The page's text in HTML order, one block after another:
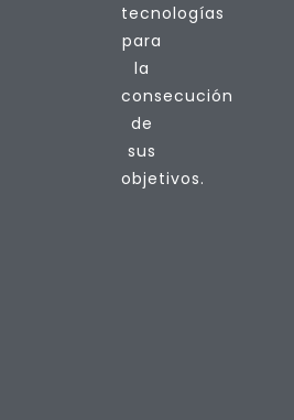
tecnologías
para
la
consecución
de
sus
objetivos.